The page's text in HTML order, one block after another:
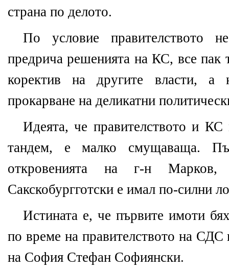
страна по делото.
По условие правителството
предрича решенията на КС, все пак
коректив на другите власти, а
прокарване на деликатни
Идеята, че правителството и
тандем, е малко смущаваща.
откровенията на г-н
Сакскобургготски е имал по-силни
Истината е, че първите имоти
по време на правителството на СДС
на София Стефан Софиянски.